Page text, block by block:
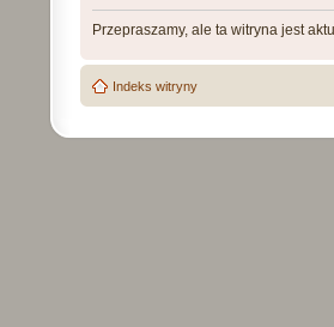
Przepraszamy, ale ta witryna jest
Indeks witryny